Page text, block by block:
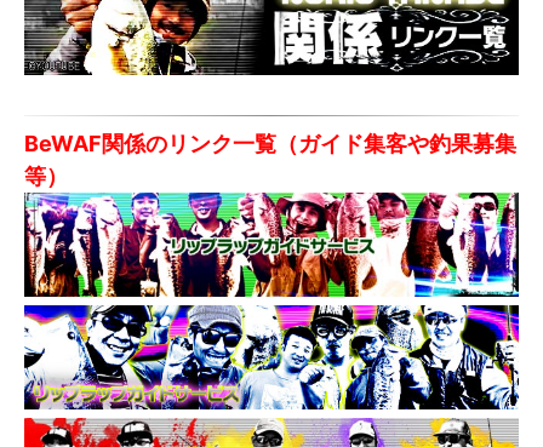
BeWAF関係のリンク一覧（ガイド集客や釣果募集
等）